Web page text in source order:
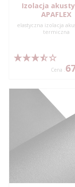
Izolacja
APAFLEX
elastyczna izolacja
termiczna
Cena :